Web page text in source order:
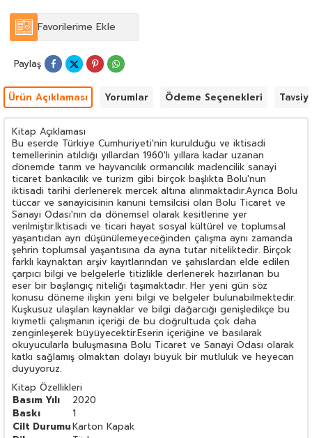
Favorilerime Ekle
Paylaş
Ürün Açıklaması Yorumlar Ödeme Seçenekleri
Kitap Açıklaması
Bu eserde Türkiye Cumhuriyeti'nin kurulduğu ve iktisadi
temellerinin atıldığı yıllardan 1960'lı yıllara kadar uzanan
dönemde tarım ve hayvancılık ormancılık madencilik sanayi
ticaret bankacılık ve turizm gibi birçok başlıkta Bolu'nun
iktisadi tarihi derlenerek mercek altına alınmaktadır.Ayrıca Bolu
tüccar ve sanayicisinin kanuni temsilcisi olan Bolu Ticaret ve
Sanayi Odası'nın da dönemsel olarak kesitlerine yer
verilmiştir.İktisadi ve ticari hayat sosyal kültürel ve toplumsal
yaşantıdan ayrı düşünülemeyeceğinden çalışma aynı zamanda
şehrin toplumsal yaşantısına da ayna tutar niteliktedir. Birçok
farklı kaynaktan arşiv kayıtlarından ve şahıslardan elde edilen
çarpıcı bilgi ve belgelerle titizlikle derlenerek hazırlanan bu
eser bir başlangıç niteliği taşımaktadır. Her yeni gün söz
konusu döneme ilişkin yeni bilgi ve belgeler bulunabilmektedir.
Kuşkusuz ulaşılan kaynaklar ve bilgi dağarcığı genişledikçe bu
kıymetli çalışmanın içeriği de bu doğrultuda çok daha
zenginleşerek büyüyecektir.Eserin içeriğine ve basılarak
okuyucularla buluşmasına Bolu Ticaret ve Sanayi Odası olarak
katkı sağlamış olmaktan dolayı büyük bir mutluluk ve heyecan
duyuyoruz.
Kitap Özellikleri
Basım Yılı
2020
Baskı
1
Cilt DurumuKarton Kapak